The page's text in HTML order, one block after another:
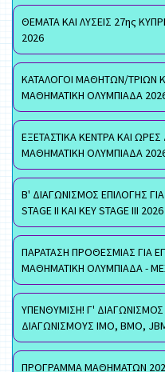
ΘΕΜΑΤΑ ΚΑΙ ΛΥΣΕΙΣ 27ης
2026
ΚΑΤΑΛΟΓΟΙ ΜΑΘΗΤΩΝ/ΤΡΙΩΝ
ΜΑΘΗΜΑΤΙΚΗ ΟΛΥΜΠΙΑΔΑ
ΕΞΕΤΑΣΤΙΚΑ ΚΕΝΤΡΑ ΚΑΙ
ΜΑΘΗΜΑΤΙΚΗ ΟΛΥΜΠΙΑΔΑ
Β' ΔΙΑΓΩΝΙΣΜΟΣ ΕΠΙΛΟΓΗΣ
STAGE II ΚΑΙ KEY STAGE III 2026
ΠΑΡΑΤΑΣΗ ΠΡΟΘΕΣΜΙΑΣ ΓΙΑ
ΜΑΘΗΜΑΤΙΚΗ ΟΛΥΜΠΙΑΔΑ -
ΥΠΕΝΘΥΜΙΣΗ! Γ' ΔΙΑΓΩΝΙΣΜΟΣ
ΔΙΑΓΩΝΙΣΜΟΥΣ ΙΜΟ, ΒΜΟ,
ΠΡΟΓΡΑΜΜΑ ΜΑΘΗΜΑΤΩΝ